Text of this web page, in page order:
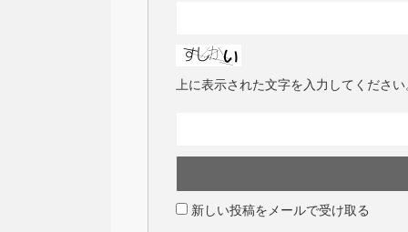
上に表示された文字を入力してください
新しい投稿をメールで受け取る